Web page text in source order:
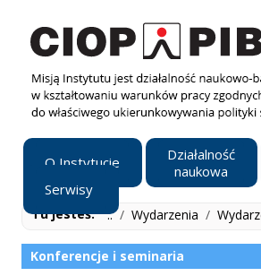
O Instytucie
Działalność
naukowa
Serwisy
Tu jesteś: ../ Wydarzenia /
Konferencje i seminaria